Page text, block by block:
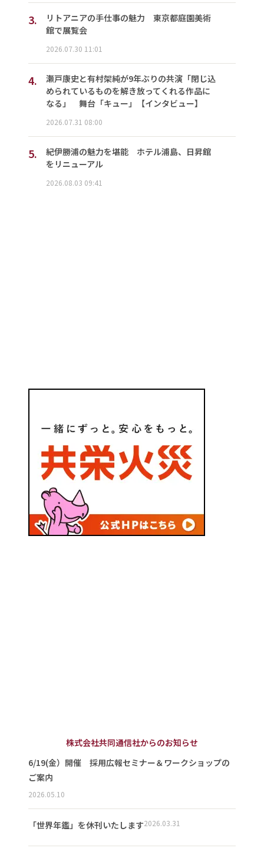
3.
リトアニアの手仕事の魅力 東京都庭園美術
館で展覧会
2026.07.30 11:01
4.
瀬戸康史と有村架純が9年ぶりの共演「閉じ込
められているものを解き放ってくれる作品に
なる」 舞台「キュー」【インタビュー】
2026.07.31 08:00
5.
紀伊勝浦の魅力を堪能 ホテル浦島、日昇館
をリニューアル
2026.08.03 09:41
株式会社共同通信社からのお知らせ
6/19(金）開催 採用広報セミナー＆ワークショップの
ご案内
2026.05.10
「世界年鑑」を休刊いたします2026.03.31